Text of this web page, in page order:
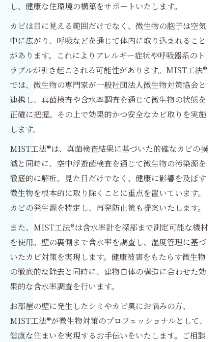
し、健康な住環境の構築をサポートいたします。
カビは目に見える範囲だけでなく、微生物の胞子は空気
中に広がり、呼吸などを通じて体内に取り込まれること
があります。これによりアレルギー症状や呼吸器系のト
ラブルが引き起こされる可能性があります。MIST工法®
では、微生物の専門家が一般社団法人微生物対策協会と
連携し、真菌検査や含水率調査を通じて微生物の状態を
正確に把握。その上で効果的かつ安全なカビ取りを実施
します。
MIST工法®は、真菌検査結果に基づいた的確なカビの撲
滅と同時に、空中浮遊菌検査を通じて微生物の汚染源を
徹底的に解析。見た目だけでなく、健康に影響を及ぼす
微生物を根本的に取り除くことに重点を置いています。
カビの発生源を特定し、再発防止策も提案いたします。
また、MIST工法®は含水率計を深部まで測定可能な機材
を使用。壁の裏側まで含水率を調査し、湿度管理に基づ
いたカビ対策を実現します。健康被害をもたらす微生物
の徹底的な除去と同時に、建物自体の構造に合わせた効
果的な含水率調査を行います。
お部屋の壁に発生したシミやカビ臭にお悩みの方、
MIST工法®が微生物対策のプロフェッショナルとして、
健康な住まいを実現するお手伝いをいたします。ご相談